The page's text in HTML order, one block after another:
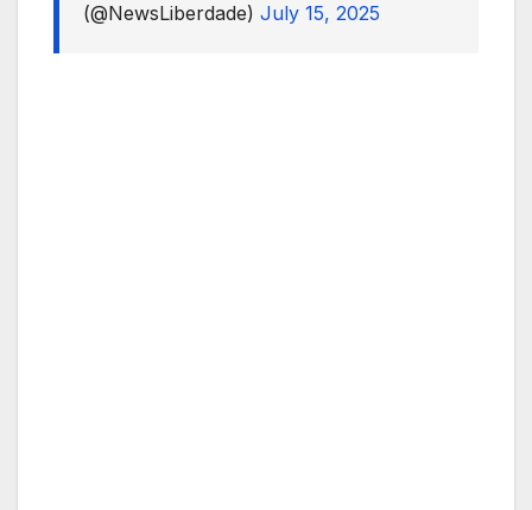
(@NewsLiberdade) July 15, 2025